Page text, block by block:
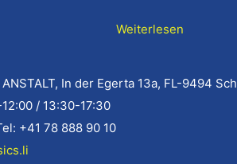
Weiterlesen
In der Egerta 13a, FL-9494
/ 13:30-17:30
+41 78 888 90 10